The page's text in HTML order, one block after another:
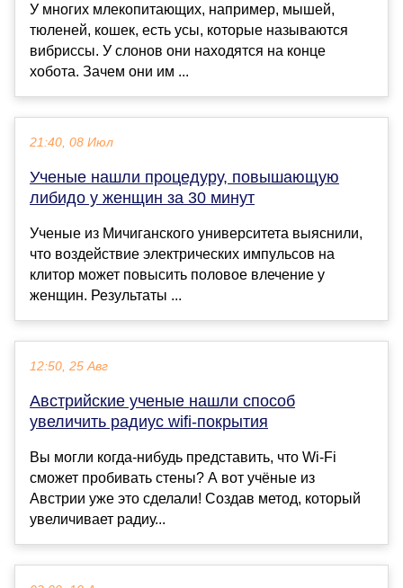
У многих млекопитающих, например, мышей,
тюленей, кошек, есть усы, которые называются
вибриссы. У слонов они находятся на конце
хобота. Зачем они им ...
21:40, 08 Июл
Ученые нашли процедуру, повышающую
либидо у женщин за 30 минут
Ученые из Мичиганского университета выяснили,
что воздействие электрических импульсов на
клитор может повысить половое влечение у
женщин. Результаты ...
12:50, 25 Авг
Австрийские ученые нашли способ
увеличить радиус wifi-покрытия
Вы могли когда-нибудь представить, что Wi-Fi
сможет пробивать стены? А вот учёные из
Австрии уже это сделали! Создав метод, который
увеличивает радиу...